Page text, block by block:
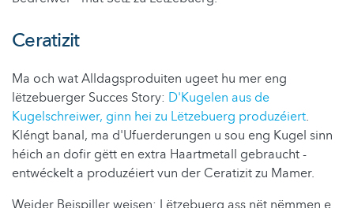
Ceratizit
Ma och wat Alldagsproduiten ugeet hu mer eng
lëtzebuerger Succes Story: D'Kugelen aus de
Kugelschreiwer, ginn hei zu Lëtzebuerg produzéiert.
Kléngt banal, ma d'Ufuerderungen u sou eng Kugel sinn
héich an dofir gëtt en extra Haartmetall gebraucht -
entwéckelt a produzéiert vun der Ceratizit zu Mamer.